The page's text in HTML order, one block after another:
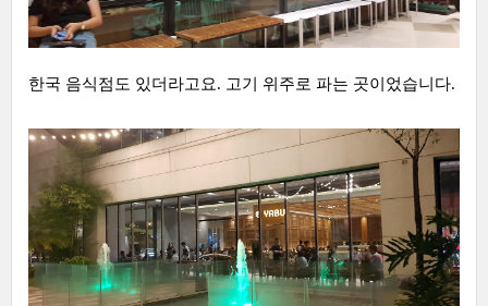
한국 음식점도 있더라고요. 고기 위주로 파는 곳이었습니다.